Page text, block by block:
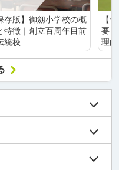
存版】御劔小学校の概
特徴｜創立百周年目前
統校
【
要
理